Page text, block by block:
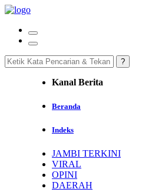
Kanal Berita
Beranda
Indeks
JAMBI TERKINI
VIRAL
OPINI
DAERAH